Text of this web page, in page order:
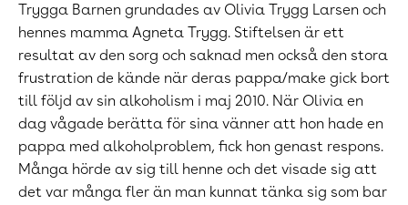
Trygga Barnen grundades av Olivia Trygg Larsen och
hennes mamma Agneta Trygg. Stiftelsen är ett
resultat av den sorg och saknad men också den stora
frustration de kände när deras pappa/make gick bort
till följd av sin alkoholism i maj 2010. När Olivia en
dag vågade berätta för sina vänner att hon hade en
pappa med alkoholproblem, fick hon genast respons.
Många hörde av sig till henne och det visade sig att
det var många fler än man kunnat tänka sig som bar